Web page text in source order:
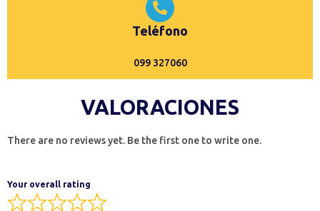
Teléfono
099 327060
VALORACIONES
There are no reviews yet. Be the first one to write one.
Your overall rating